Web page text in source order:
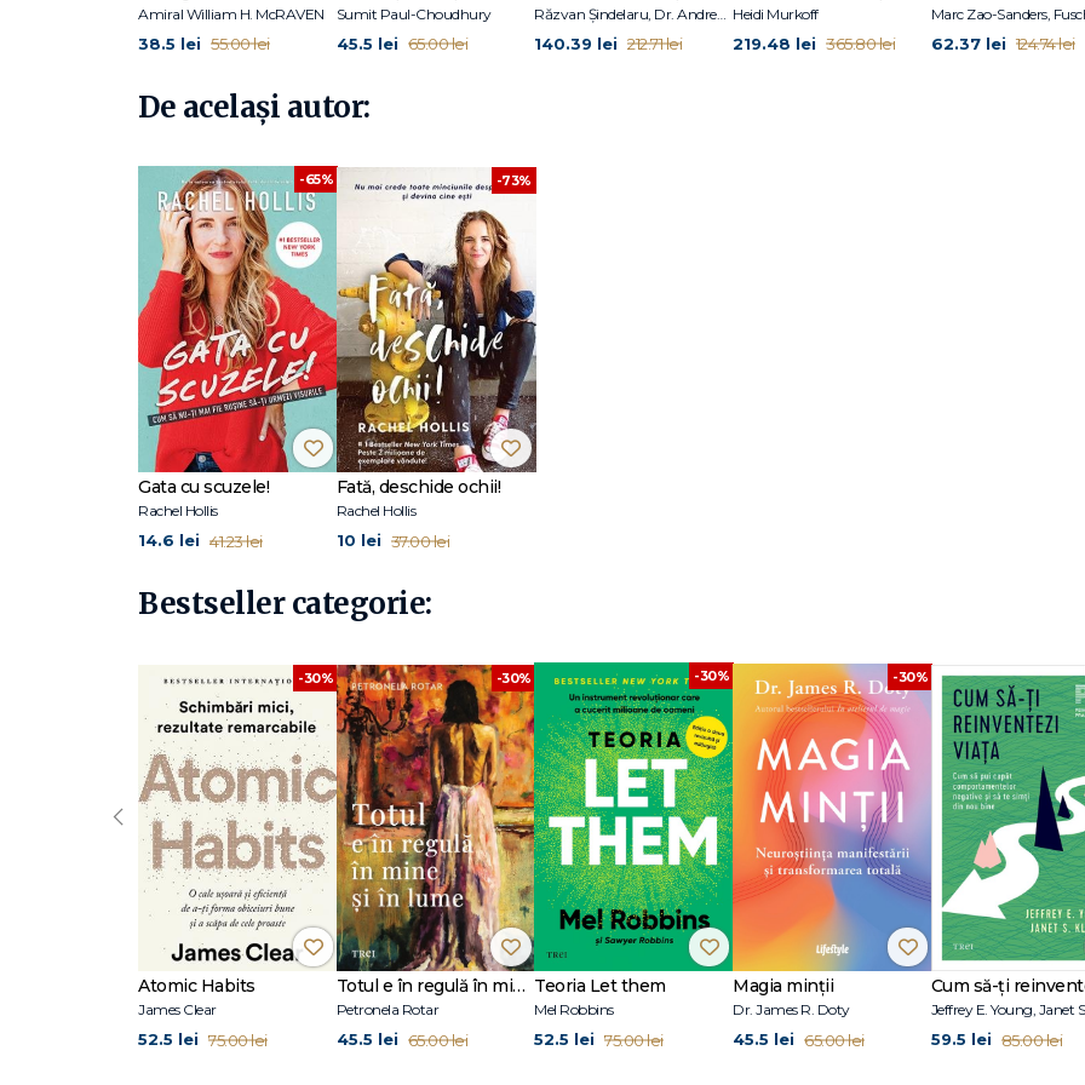
Amiral William H. McRAVEN
38.5 lei 55.00 lei
Sumit Paul-Choudhury
45.5 lei 65.00 lei
Răzvan Șindelaru, Dr. Andrew Jenkinson, Dr. William W. Li
140.39 lei 212.71 lei
Heidi Murkoff
219.48 lei 365.80 lei 62.37 lei 124.74 lei
De același autor:
-65%
Gata cu scuzele!
Rachel Hollis
14.6 lei 41.23 lei
-73%
Fată, deschide ochii!
Rachel Hollis
10 lei 37.00 lei
Bestseller categorie:
-30%
Atomic Habits
James Clear
52.5 lei 75.00 lei
-30%
Totul e în regulă în mine și în lume
Petronela Rotar
45.5 lei 65.00 lei
-30%
Teoria Let them
Mel Robbins
52.5 lei 75.00 lei
-30%
Magia minții
Dr. James R. Doty
45.5 lei 65.00 lei 59.5 lei 85.00 lei
‹